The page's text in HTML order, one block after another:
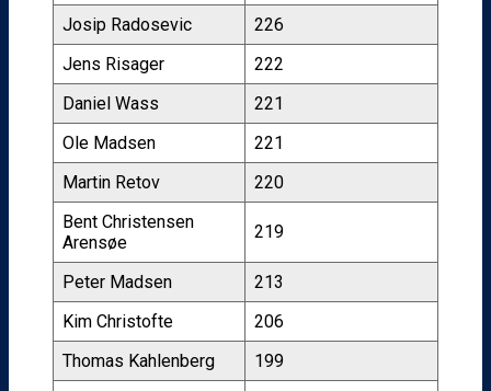
Josip Radosevic
226
Jens Risager
222
Daniel Wass
221
Ole Madsen
221
Martin Retov
220
Bent Christensen
Arensøe
219
Peter Madsen
213
Kim Christofte
206
Thomas Kahlenberg
199